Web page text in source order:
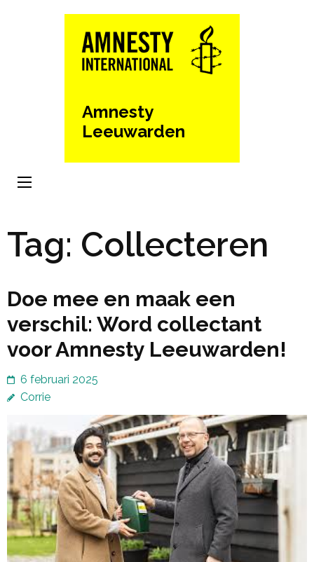
Amnesty
Leeuwarden
Tag: Collecteren
Doe mee en maak een
verschil: Word collectant
voor Amnesty Leeuwarden!
6 februari 2025
Corrie